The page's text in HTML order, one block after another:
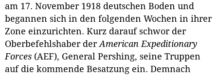
am 17. November 1918 deutschen Boden und
begannen sich in den folgenden Wochen in ihrer
Zone einzurichten. Kurz darauf schwor der
Oberbefehlshaber derAmerican Expeditionary
Forces (AEF), General Pershing, seine Truppen
auf die kommende Besatzung ein. Demnach